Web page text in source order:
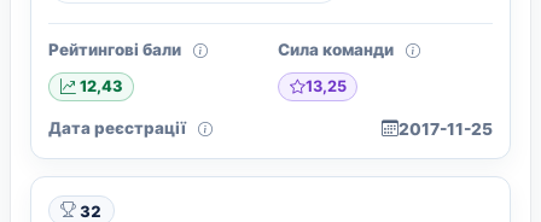
Рейтингові бали
12,43
Сила команди
13,25
Дата реєстрації 2017-11-25
32